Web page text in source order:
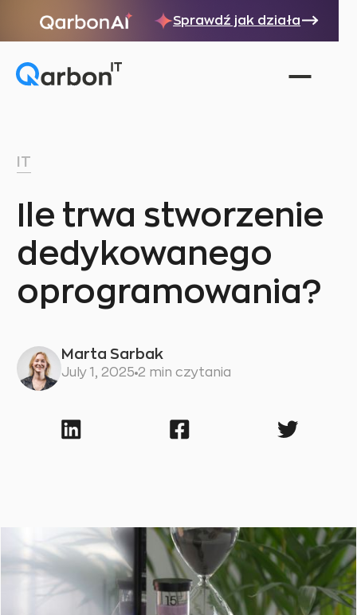
Sprawdź jak działa
IT
Ile trwa stworzenie
dedykowanego
oprogramowania?
Marta Sarbak
July 1, 2025 2 min czytania